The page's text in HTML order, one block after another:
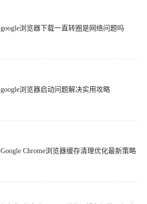
google浏览器下载一直转圈是网络问题吗
google浏览器启动问题解决实用攻略
Google Chrome浏览器缓存清理优化最新策略